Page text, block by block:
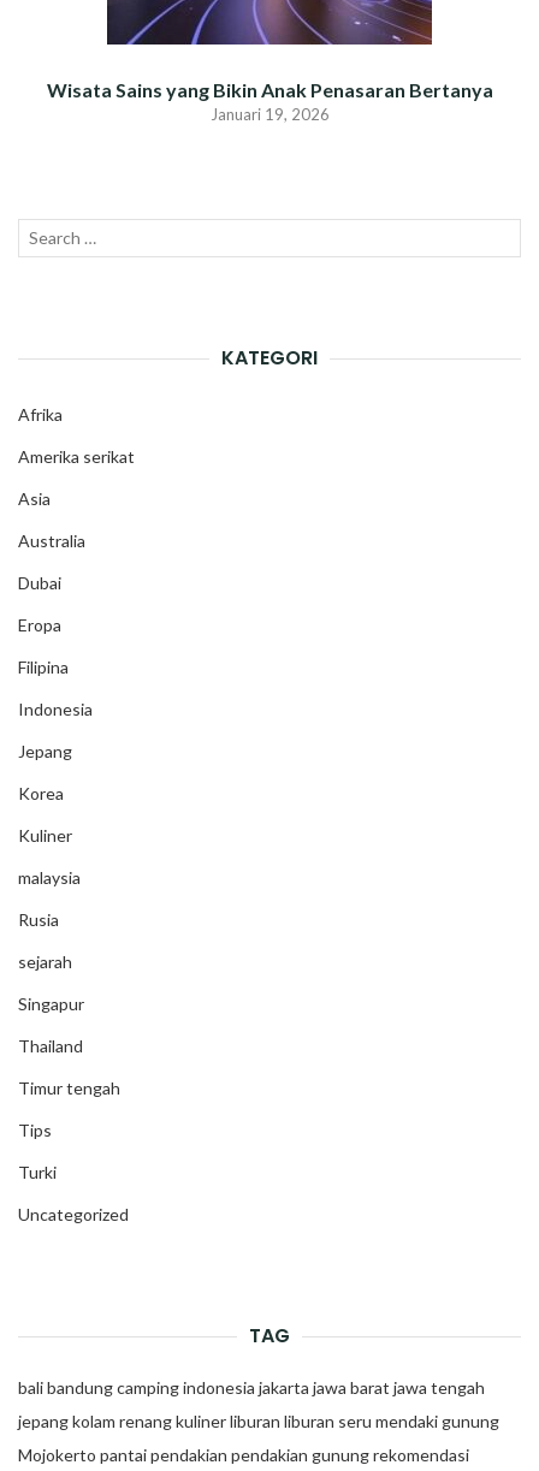
Wisata Sains yang Bikin Anak Penasaran Bertanya
Januari 19, 2026
Search
KATEGORI
Afrika
Amerika serikat
Asia
Australia
Dubai
Eropa
Filipina
Indonesia
Jepang
Korea
Kuliner
malaysia
Rusia
sejarah
Singapur
Thailand
Timur tengah
Tips
Turki
Uncategorized
TAG
balibandungcampingindonesia jakarta jawa barat jawa tengah
jepangkolam renangkulinerliburan liburan seru mendaki gunung
Mojokerto pantaipendakian pendakian gunungrekomendasi